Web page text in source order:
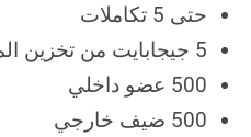
حتى 5 تكاملات
5 جيجابايت من تخزين الملفات
500 عضو داخلي
500 ضيف خارجي